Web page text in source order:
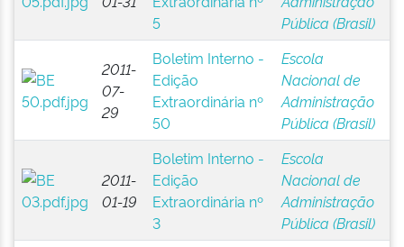
5
Pública (Brasil)
2011-
07-
29
Boletim Interno -
Edição
Extraordinária nº
50
Escola
Nacional de
Administração
Pública (Brasil)
2011-
01-19
Boletim Interno -
Edição
Extraordinária nº
3
Escola
Nacional de
Administração
Pública (Brasil)